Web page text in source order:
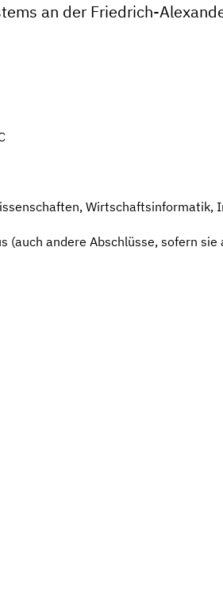
an der Friedrich-
Wirtschaftsinformatik,
andere Abschlüsse, sofern